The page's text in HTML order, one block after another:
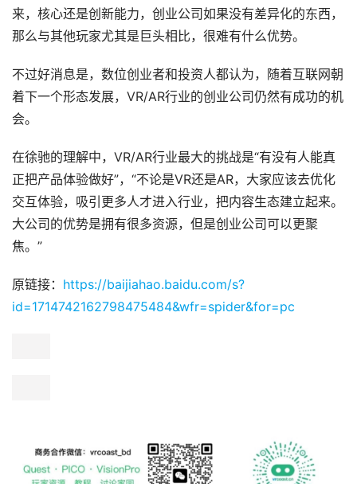
来，核心还是创新能力，创业公司如果没有差异化的东西，
那么与其他玩家尤其是巨头相比，很难有什么优势。
不过好消息是，数位创业者和投资人都认为，随着互联网朝
着下一个形态发展，VR/AR行业的创业公司仍然有成功的机
会。
在徐驰的理解中，VR/AR行业最大的挑战是“有没有人能真
正把产品体验做好”，“不论是VR还是AR，大家应该去优化
交互体验，吸引更多人才进入行业，把内容生态建立起来。
大公司的优势是拥有很多资源，但是创业公司可以更聚
焦。”
原链接： https://baijiahao.baidu.com/s?
id=1714742162798475484&wfr=spider&for=pc